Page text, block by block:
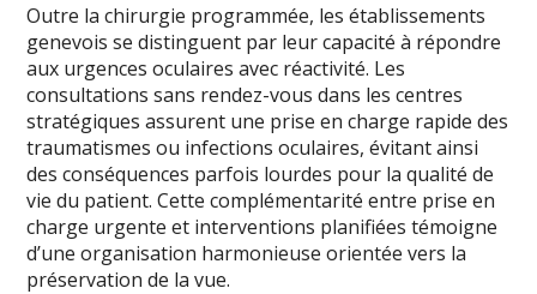
Outre la chirurgie programmée, les établissements
genevois se distinguent par leur capacité à répondre
aux urgences oculaires avec réactivité. Les
consultations sans rendez-vous dans les centres
stratégiques assurent une prise en charge rapide des
traumatismes ou infections oculaires, évitant ainsi
des conséquences parfois lourdes pour la qualité de
vie du patient. Cette complémentarité entre prise en
charge urgente et interventions planifiées témoigne
d’une organisation harmonieuse orientée vers la
préservation de la vue.